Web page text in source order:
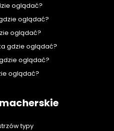
oglądać?
oglądać?
oglądać?
gdzie oglądać?
oglądać?
oglądać?
typy